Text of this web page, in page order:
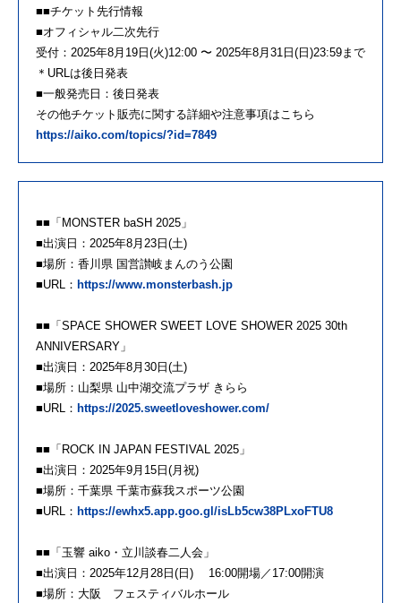
■■チケット先行情報
■オフィシャル二次先行
受付：2025年8月19日(火)12:00 〜 2025年8月31日(日)23:59まで
＊URLは後日発表
■一般発売日：後日発表
その他チケット販売に関する詳細や注意事項はこちら
https://aiko.com/topics/?id=7849
■■「MONSTER baSH 2025」
■出演日：2025年8月23日(土)
■場所：香川県 国営讃岐まんのう公園
■URL： https://www.monsterbash.jp
■■「SPACE SHOWER SWEET LOVE SHOWER 2025 30th
ANNIVERSARY」
■出演日：2025年8月30日(土)
■場所：山梨県 山中湖交流プラザ きらら
■URL： https://2025.sweetloveshower.com/
■■「ROCK IN JAPAN FESTIVAL 2025」
■出演日：2025年9月15日(月祝)
■場所：千葉県 千葉市蘇我スポーツ公園
■URL： https://ewhx5.app.goo.gl/isLb5cw38PLxoFTU8
■■「玉響 aiko・立川談春二人会」
■出演日：2025年12月28日(日) 16:00開場／17:00開演
■場所：大阪 フェスティバルホール